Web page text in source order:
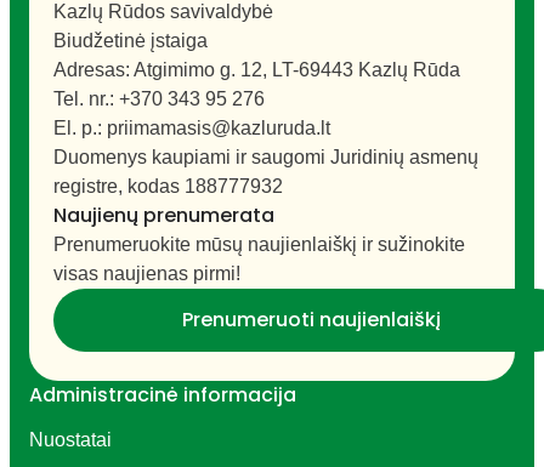
Seniūnijos
NVO ir bendruomenės
Viešoji tvarka
Kazlų Rūdos savivaldybė
Biudžetinė įstaiga
Adresas: Atgimimo g. 12, LT-69443 Kazlų Rūda
Tel. nr.: +370 343 95 276
El. p.: priimamasis@kazluruda.lt
Duomenys kaupiami ir saugomi Juridinių asmenų
registre, kodas 188777932
Naujienų prenumerata
Prenumeruokite mūsų naujienlaiškį ir sužinokite
visas naujienas pirmi!
Prenumeruoti naujienlaiškį
Administracinė informacija
Nuostatai